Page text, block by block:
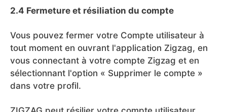
2.4 Fermeture et résiliation du compte
Vous pouvez fermer votre Compte utilisateur à
tout moment en ouvrant l'application Zigzag, en
vous connectant à votre compte Zigzag et en
sélectionnant l'option « Supprimer le compte »
dans votre profil.